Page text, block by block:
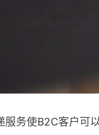
服务使B2C客户可